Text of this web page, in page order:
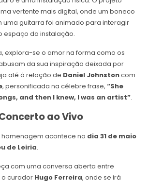
vertente mais digital, onde um boneco
uma guitarra foi animado para interagir
espaço da instalação.
explora-se o amor na forma como os
da sua inspiração deixada por
até à relação de Daniel Johnstoncom
, personificada na célebre frase, “She
and then I knew, I was an artist”.
ao Vivo
acontece no dia 31 de maio
de Leiria.
com uma conversa aberta entre
curadorHugo Ferreira, onde se irá